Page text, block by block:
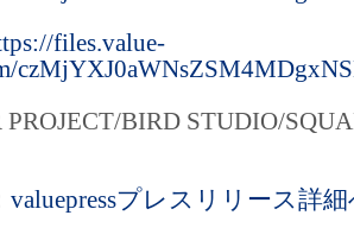
files.value-
PROJECT/BIRD STUDIO/
valuepressプレスリリース詳